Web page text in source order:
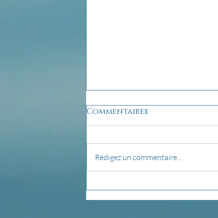
pensée du jour...
Commentaires
Rédigez un commentaire...